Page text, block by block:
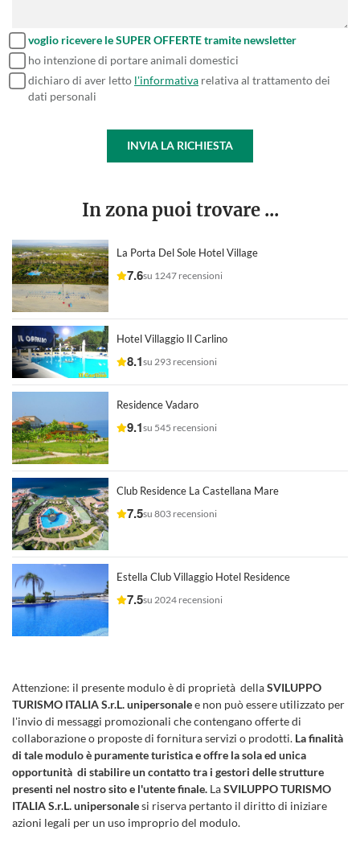
voglio ricevere le SUPER OFFERTE tramite newsletter
ho intenzione di portare animali domestici
dichiaro di aver letto l'informativa relativa al trattamento dei
dati personali
INVIA LA RICHIESTA
In zona puoi trovare ...
La Porta Del Sole Hotel Village
7.6su 1247 recensioni
Hotel Villaggio Il Carlino
8.1su 293 recensioni
Residence Vadaro
9.1su 545 recensioni
Club Residence La Castellana Mare
7.5su 803 recensioni
Estella Club Villaggio Hotel Residence
7.5su 2024 recensioni
Attenzione: il presente modulo è di proprietà dellaSVILUPPO
TURISMO ITALIA S.r.L. unipersonalee non può essere utilizzato per
l'invio di messaggi promozionali che contengano offerte di
collaborazione o proposte di fornitura servizi o prodotti. La finalità
di tale modulo è puramente turistica e offre la sola ed unica
opportunità di stabilire un contatto tra i gestori delle strutture
presenti nel nostro sito e l'utente finale. LaSVILUPPO TURISMO
ITALIA S.r.L. unipersonalesi riserva pertanto il diritto di iniziare
azioni legali per un uso improprio del modulo.